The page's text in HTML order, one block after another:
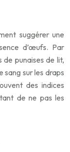
suggérer une
d’œufs. Par
punaises de lit,
sur les draps
des indices
de ne pas les